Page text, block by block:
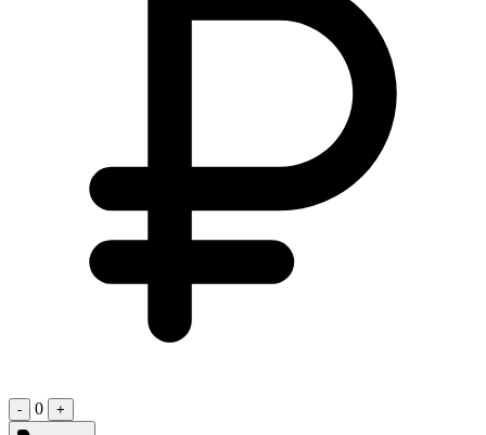
- 0 +